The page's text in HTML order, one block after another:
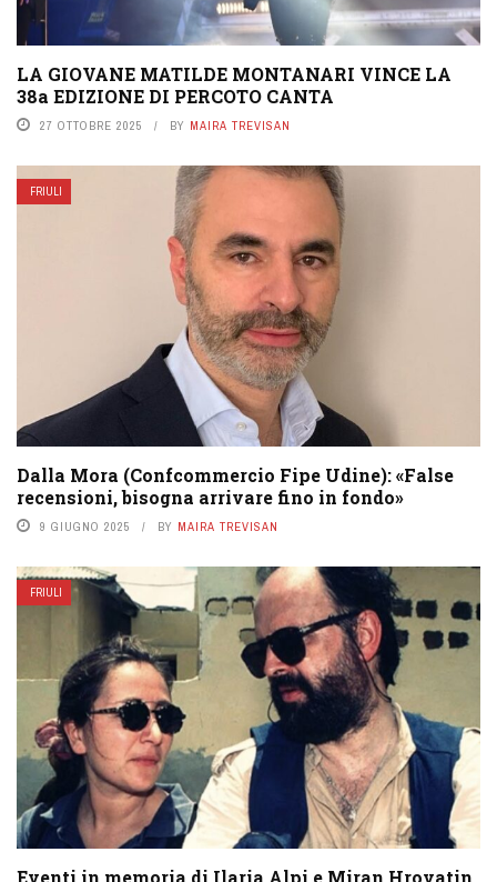
LA GIOVANE MATILDE MONTANARI VINCE LA
38a EDIZIONE DI PERCOTO CANTA
27 OTTOBRE 2025 BY MAIRA TREVISAN
FRIULI
Dalla Mora (Confcommercio Fipe Udine): «False
recensioni, bisogna arrivare fino in fondo»
9 GIUGNO 2025 BY MAIRA TREVISAN
FRIULI
Eventi in memoria di Ilaria Alpi e Miran Hrovatin